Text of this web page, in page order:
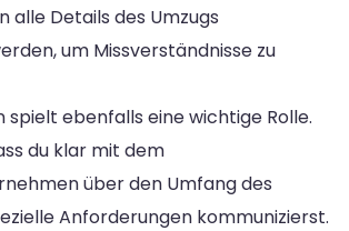
alle Details des Umzugs
um Missverständnisse zu
spielt ebenfalls eine wichtige Rolle.
du klar mit dem
über den Umfang des
Anforderungen kommunizierst.